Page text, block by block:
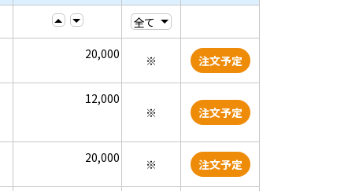
20,000 ※ 注文予定
12,000
※
注文予定
20,000 ※ 注文予定